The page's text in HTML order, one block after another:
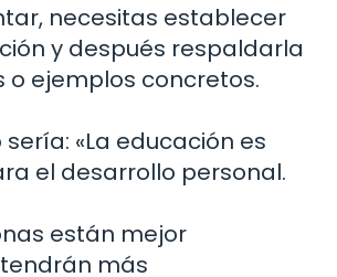
necesitas establecer
y después respaldarla
o ejemplos concretos.
«La educación es
el desarrollo personal.
están mejor
más